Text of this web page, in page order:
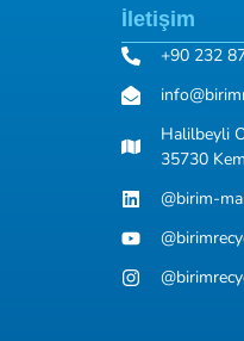
İletişim
+90 232
Halilbeyli
35730
@birim-